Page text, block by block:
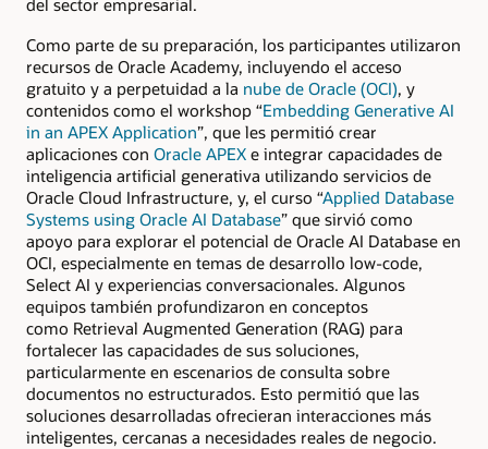
del sector empresarial.
Como parte de su preparación, los participantes utilizaron
recursos de Oracle Academy, incluyendo el acceso
gratuito y a perpetuidad a la nube de Oracle (OCI), y
contenidos como el workshop “Embedding Generative AI
in an APEX Application”, que les permitió crear
aplicaciones con Oracle APEX e integrar capacidades de
inteligencia artificial generativa utilizando servicios de
Oracle Cloud Infrastructure, y, el curso “Applied Database
Systems using Oracle AI Database” que sirvió como
apoyo para explorar el potencial de Oracle AI Database en
OCI, especialmente en temas de desarrollo low-code,
Select AI y experiencias conversacionales. Algunos
equipos también profundizaron en conceptos
como Retrieval Augmented Generation (RAG) para
fortalecer las capacidades de sus soluciones,
particularmente en escenarios de consulta sobre
documentos no estructurados. Esto permitió que las
soluciones desarrolladas ofrecieran interacciones más
inteligentes, cercanas a necesidades reales de negocio.